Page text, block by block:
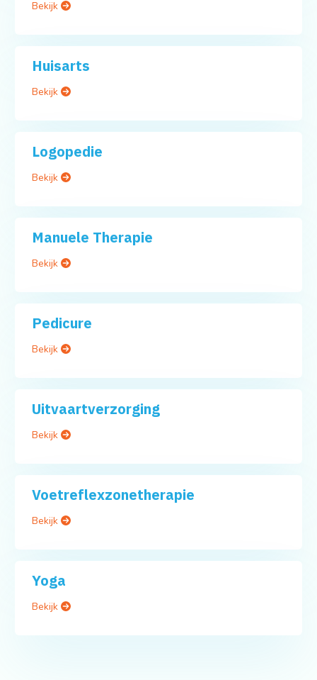
Bekijk
Huisarts
Bekijk
Logopedie
Bekijk
Manuele Therapie
Bekijk
Pedicure
Bekijk
Uitvaartverzorging
Bekijk
Voetreflexzonetherapie
Bekijk
Yoga
Bekijk